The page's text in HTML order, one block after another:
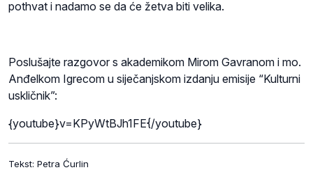
pothvat i nadamo se da će žetva biti velika.
Poslušajte razgovor s akademikom Mirom Gavranom i mo.
Anđelkom Igrecom u siječanjskom izdanju emisije “Kulturni
uskličnik”:
{youtube}v=KPyWtBJh1FE{/youtube}
Tekst: Petra Ćurlin